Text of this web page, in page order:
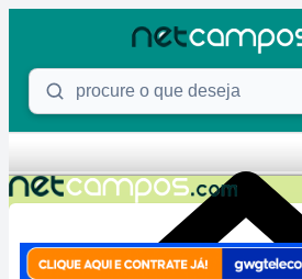
Procure o que deseja